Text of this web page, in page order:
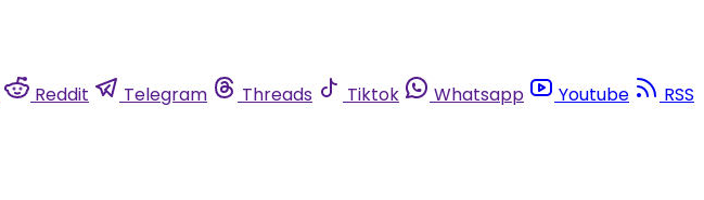
Reddit Telegram Threads Tiktok Whatsapp Youtube
RSS